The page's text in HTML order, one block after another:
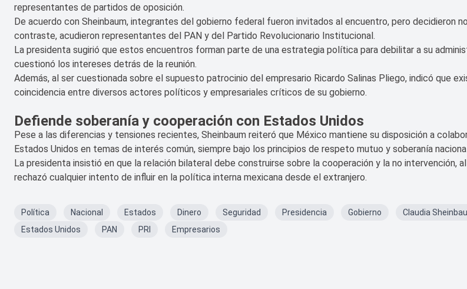
representantes de partidos de oposición.
De acuerdo con Sheinbaum, integrantes del gobierno federal fueron invitados al encuentro, pero decidieron
contraste, acudieron representantes del PAN y del Partido Revolucionario Institucional.
La presidenta sugirió que estos encuentros forman parte de una estrategia política para debilitar a su
cuestionó los intereses detrás de la reunión.
Además, al ser cuestionada sobre el supuesto patrocinio del empresario Ricardo Salinas Pliego, indicó que
coincidencia entre diversos actores políticos y empresariales críticos de su gobierno.
Defiende soberanía y cooperación con Estados Unidos
Pese a las diferencias y tensiones recientes, Sheinbaum reiteró que México mantiene su disposición a
Estados Unidos en temas de interés común, siempre bajo los principios de respeto mutuo y soberanía
La presidenta insistió en que la relación bilateral debe construirse sobre la cooperación y la no intervención,
rechazó cualquier intento de influir en la política interna mexicana desde el extranjero.
Política Nacional Estados Dinero Seguridad Presidencia Gobierno
Claudia
Estados Unidos
PAN PRI Empresarios